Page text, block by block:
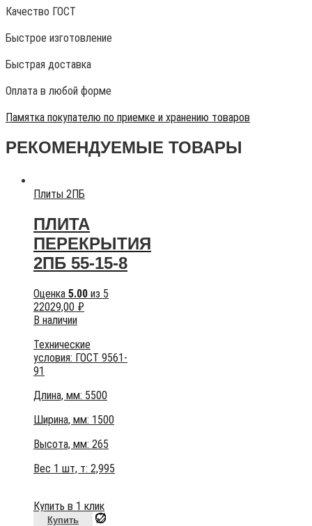
Качество ГОСТ
Быстрое изготовление
Быстрая доставка
Оплата в любой форме
Памятка покупателю по приемке и хранению товаров
РЕКОМЕНДУЕМЫЕ ТОВАРЫ
Плиты 2ПБ
ПЛИТА
ПЕРЕКРЫТИЯ
2ПБ 55-15-8
Оценка 5.00 из 5
22029,00 ₽
В наличии
Технические
условия: ГОСТ 9561-
91
Длина, мм: 5500
Ширина, мм: 1500
Высота, мм: 265
Вес 1 шт, т: 2,995
Купить в 1 клик
Купить